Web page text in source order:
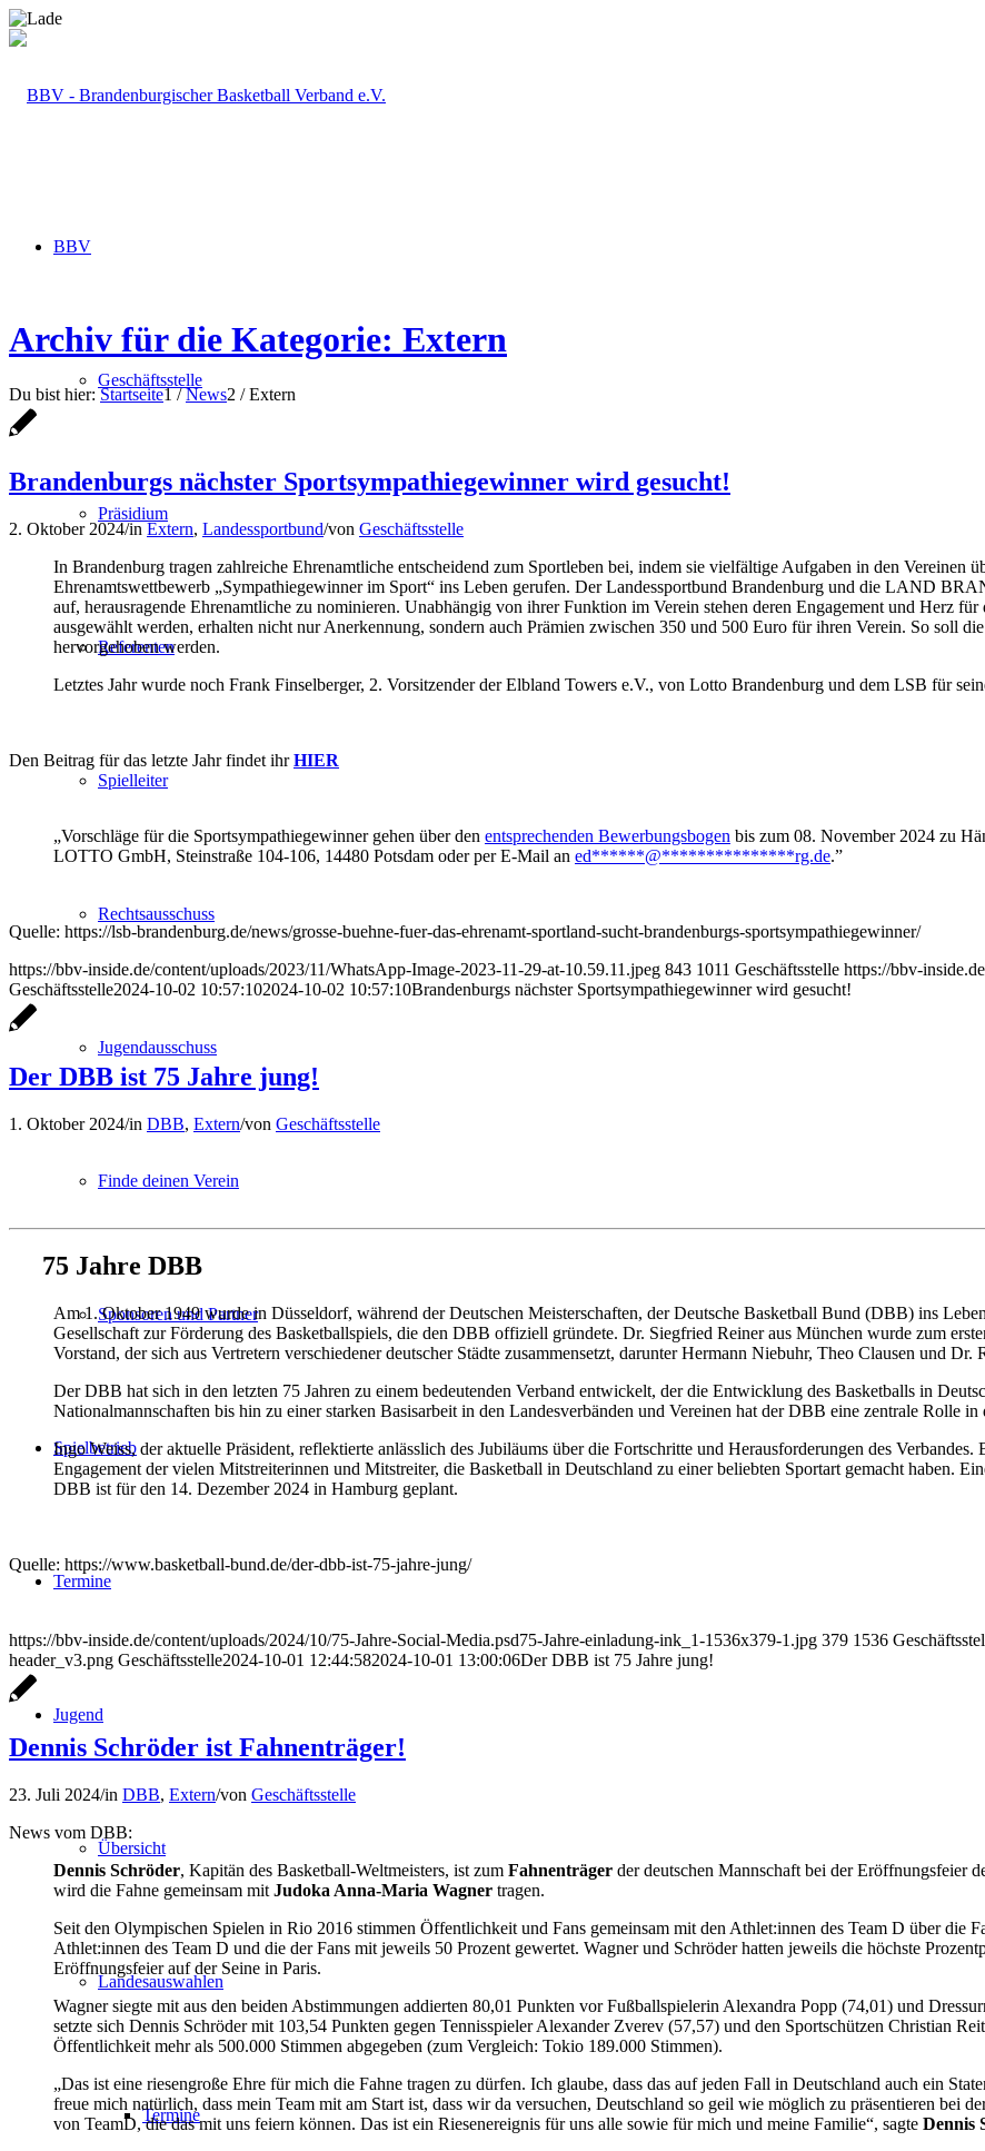
BBV
Geschäftsstelle
Präsidium
Referenten
Spielleiter
Rechtsausschuss
Jugendausschuss
Finde deinen Verein
Sponsoren und Partner
Spielbetrieb
Termine
Jugend
Übersicht
Landesauswahlen
Termine
Archiv für die Kategorie: Extern
Du bist hier: Startseite1 / News2 / Extern
Brandenburgs nächster Sportsympathiegewinner wird gesucht!
2. Oktober 2024/in Extern, Landessportbund/von Geschäftsstelle
In Brandenburg tragen zahlreiche Ehrenamtliche entscheidend zum Sportleben bei, indem sie vielfältige Aufgaben in den
Ehrenamtswettbewerb „Sympathiegewinner im Sport“ ins Leben gerufen. Der Landessportbund Brandenburg und die LAND
auf, herausragende Ehrenamtliche zu nominieren. Unabhängig von ihrer Funktion im Verein stehen deren Engagement und Herz
ausgewählt werden, erhalten nicht nur Anerkennung, sondern auch Prämien zwischen 350 und 500 Euro für ihren Verein. So soll
hervorgehoben werden.
Letztes Jahr wurde noch Frank Finselberger, 2. Vorsitzender der Elbland Towers e.V., von Lotto Brandenburg und dem LSB für
Den Beitrag für das letzte Jahr findet ihrHIER
„Vorschläge für die Sportsympathiegewinner gehen über den entsprechenden Bewerbungsbogen bis zum 08. November 2024 zu
LOTTO GmbH, Steinstraße 104-106, 14480 Potsdam oder per E-Mail an ed******@***************rg.de.”
Quelle: https://lsb-brandenburg.de/news/grosse-buehne-fuer-das-ehrenamt-sportland-sucht-brandenburgs-sportsympathiegewinner/
https://bbv-inside.de/content/uploads/2023/11/WhatsApp-Image-2023-11-29-at-10.59.11.jpeg 843 1011 Geschäftsstelle https://bbv-
Geschäftsstelle2024-10-02 10:57:102024-10-02 10:57:10Brandenburgs nächster Sportsympathiegewinner wird gesucht!
Der DBB ist 75 Jahre jung!
1. Oktober 2024/in DBB, Extern/von Geschäftsstelle
75 Jahre DBB
Am 1. Oktober 1949 wurde in Düsseldorf, während der Deutschen Meisterschaften, der Deutsche Basketball Bund (DBB) ins
Gesellschaft zur Förderung des Basketballspiels, die den DBB offiziell gründete. Dr. Siegfried Reiner aus München wurde zum
Vorstand, der sich aus Vertretern verschiedener deutscher Städte zusammensetzt, darunter Hermann Niebuhr, Theo Clausen und Dr.
Der DBB hat sich in den letzten 75 Jahren zu einem bedeutenden Verband entwickelt, der die Entwicklung des Basketballs in
Nationalmannschaften bis hin zu einer starken Basisarbeit in den Landesverbänden und Vereinen hat der DBB eine zentrale Rolle in
Ingo Weiss, der aktuelle Präsident, reflektierte anlässlich des Jubiläums über die Fortschritte und Herausforderungen des Verbandes.
Engagement der vielen Mitstreiterinnen und Mitstreiter, die Basketball in Deutschland zu einer beliebten Sportart gemacht haben.
DBB ist für den 14. Dezember 2024 in Hamburg geplant.
Quelle: https://www.basketball-bund.de/der-dbb-ist-75-jahre-jung/
https://bbv-inside.de/content/uploads/2024/10/75-Jahre-Social-Media.psd75-Jahre-einladung-ink_1-1536x379-1.jpg 379 1536
header_v3.png Geschäftsstelle2024-10-01 12:44:582024-10-01 13:00:06Der DBB ist 75 Jahre jung!
Dennis Schröder ist Fahnenträger!
23. Juli 2024/in DBB, Extern/von Geschäftsstelle
News vom DBB:
Dennis Schröder, Kapitän des Basketball-Weltmeisters, ist zum Fahnenträger der deutschen Mannschaft bei der Eröffnungsfeier
wird die Fahne gemeinsam mit Judoka Anna-Maria Wagner tragen.
Seit den Olympischen Spielen in Rio 2016 stimmen Öffentlichkeit und Fans gemeinsam mit den Athlet:innen des Team D über die
Athlet:innen des Team D und die der Fans mit jeweils 50 Prozent gewertet. Wagner und Schröder hatten jeweils die höchste
Eröffnungsfeier auf der Seine in Paris.
Wagner siegte mit aus den beiden Abstimmungen addierten 80,01 Punkten vor Fußballspielerin Alexandra Popp (74,01) und
setzte sich Dennis Schröder mit 103,54 Punkten gegen Tennisspieler Alexander Zverev (57,57) und den Sportschützen Christian
Öffentlichkeit mehr als 500.000 Stimmen abgegeben (zum Vergleich: Tokio 189.000 Stimmen).
„Das ist eine riesengroße Ehre für mich die Fahne tragen zu dürfen. Ich glaube, dass das auf jeden Fall in Deutschland auch ein
freue mich natürlich, dass mein Team mit am Start ist, dass wir da versuchen, Deutschland so geil wie möglich zu präsentieren bei
von TeamD, die das mit uns feiern können. Das ist ein Riesenereignis für uns alle sowie für mich und meine Familie“, sagte Dennis